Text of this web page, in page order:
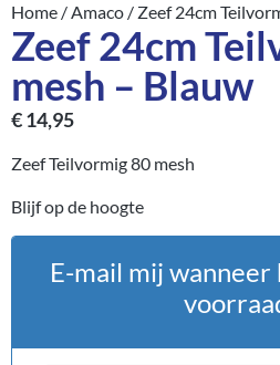
Home /Amaco / Zeef 24cm
Zeef 24cm
mesh – Blauw
€14,95
Zeef Teilvormig 80 mesh
Blijf op de hoogte
E-mail mij